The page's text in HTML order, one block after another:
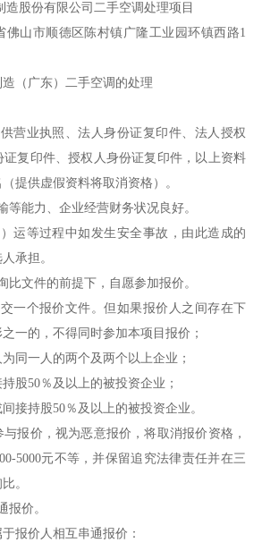
造股份有限公司二手空调处理项目
佛山市顺德区陈村镇广隆工业园环镇西路1
（广东）二手空调的处理
营业执照、法人身份证复印件、法人授权
复印件、授权人身份证复印件，以上资料
提供虚假资料将取消资格）。
等能力、企业经营财务状况良好。
运等过程中如发生安全事故，由此造成的
承担。
比文件的前提下，自愿参加报价。
一个报价文件。但如果报价人之间存在下
一的，不得同时参加本项目报价；
同一人的两个及两个以上企业；
股50％及以上的被投资企业；
接持股50％及以上的被投资企业。
报价，视为恶意报价，将取消报价资格，
5000元不等，并保留追究法律责任并在三
。
报价。
报价人相互串通报价：